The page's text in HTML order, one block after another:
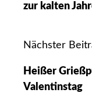
zur kalten
Nächster
Heißer
Valentinstag